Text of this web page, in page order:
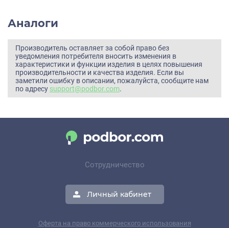
Аналоги
Производитель оставляет за собой право без
уведомления потребителя вносить изменения в
характеристики и функции изделия в целях повышения
производительности и качества изделия. Если вы
заметили ошибку в описании, пожалуйста, сообщите нам
по адресу support@podbor.com.
Сотрудничество
Личный кабинет
Оферта на право коммерческого использования